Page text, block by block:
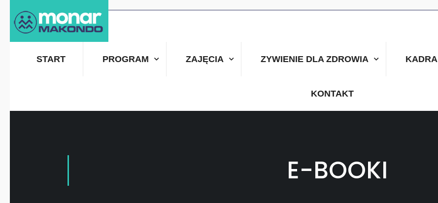
START PROGRAM ZAJĘCIA ZYWIENIE DLA ZDROWIA KADRA
KONTAKT
E-BOOKI